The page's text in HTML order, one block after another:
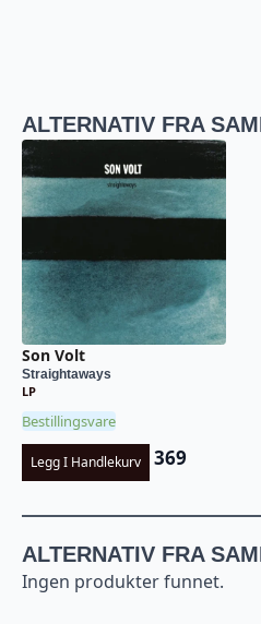
ALTERNATIV FRA
Son Volt
Straightaways
LP
Bestillingsvare
Legg I Handlekurv 369
ALTERNATIV FRA
Ingen produkter funnet.